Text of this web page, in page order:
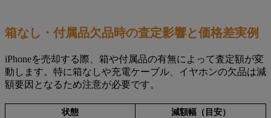
箱なし・付属品欠品時の査定影響と価格差実例
iPhoneを売却する際、箱や付属品の有無によって査定額が変
動します。特に箱なしや充電ケーブル、イヤホンの欠品は減
額要因となるため注意が必要です。
状態 減額幅（目安）